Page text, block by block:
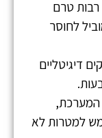
רבות טרם
לחוסר
דיגיטליים
המערכת,
למטרות לא